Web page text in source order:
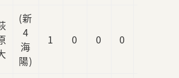
(新
4
海
陽)
1 0 0 0